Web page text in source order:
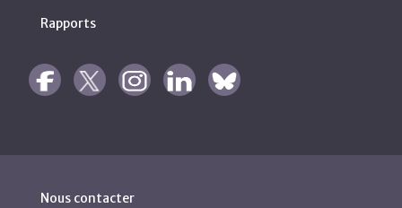
Rapports
Nous contacter